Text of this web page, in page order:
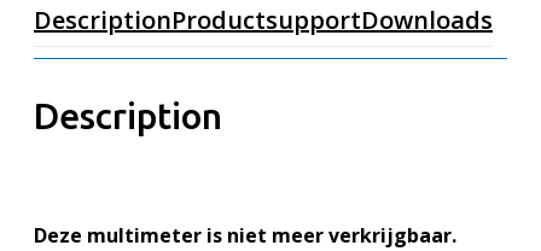
DescriptionProductsupportDownloads
Description
Deze multimeter is niet meer verkrijgbaar.